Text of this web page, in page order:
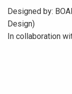
Designed by:
Design)
In collaboration